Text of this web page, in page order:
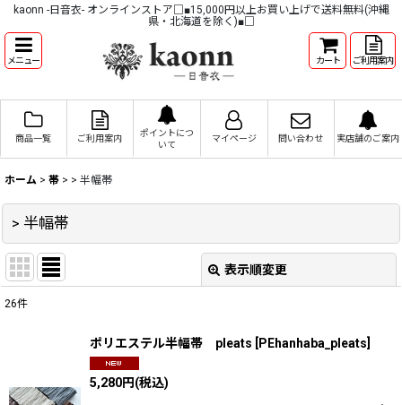
kaonn -日音衣- オンラインストア□■15,000円以上お買い上げで送料無料(沖縄
県・北海道を除く)■□
メニュー カート ご利用案内
商品一覧 ご利用案内
ポイントにつ
いて
マイページ 問い合わせ 実店舗のご案内
ホーム > 帯 > > 半幅帯
> 半幅帯
表示順変更
26件
ポリエステル半幅帯 pleats PEhanhaba_pleats
5,280円(税込)